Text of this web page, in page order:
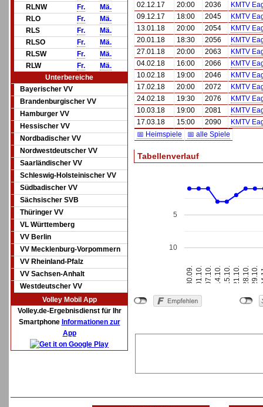
RLNW
Fr.
Mä.
RLO
Fr.
Mä.
RLS
Fr.
Mä.
RLSO
Fr.
Mä.
RLSW
Fr.
Mä.
RLW
Fr.
Mä.
Unterbereiche
Bayerischer VV
Brandenburgischer VV
Hamburger VV
Hessischer VV
Nordbadischer VV
Nordwestdeutscher VV
Saarländischer VV
Schleswig-Holsteinischer VV
Südbadischer VV
Sächsischer SVB
Thüringer VV
VL Württemberg
VV Berlin
VV Mecklenburg-Vorpommern
VV Rheinland-Pfalz
VV Sachsen-Anhalt
Westdeutscher VV
Volley Mobil App
Volley.de-Ergebnisdienst für Ihr
Smartphone Informationen zur
App
02.12.17
20:00 2036
KMTV
09.12.17
18:00 2045
KMTV
13.01.18
20:00 2054
KMTV
20.01.18
18:30 2056
KMTV
27.01.18
20:00 2063
KMTV
04.02.18
16:00 2066
KMTV
10.02.18
19:00 2046
KMTV
17.02.18
20:00 2072
KMTV
24.02.18
19:30 2076
KMTV
10.03.18
19:00 2081
KMTV
17.03.18
15:00 2090
KMTV
📅 Heimspiele
📅 alle Spiele
Tabellenverlauf
30.09. 01.10. 07.10. 14.10. 15.10. 21.10. 28.10.29.10.
5
10